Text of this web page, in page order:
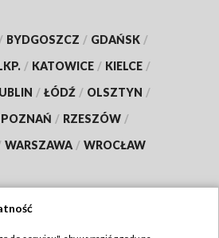
/ BYDGOSZCZ / GDAŃSK /
/ KATOWICE / KIELCE /
/ ŁÓDŹ / OLSZTYN /
POZNAŃ / RZESZÓW /
WARSZAWA / WROCŁAW